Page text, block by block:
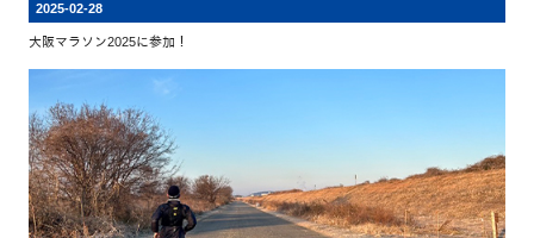
2025-02-28
大阪マラソン2025に参加！